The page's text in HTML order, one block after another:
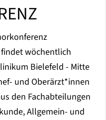
wöchentlich
Bielefeld - Mitte
und Oberärzt*innen
den Fachabteilungen
Allgemein- und